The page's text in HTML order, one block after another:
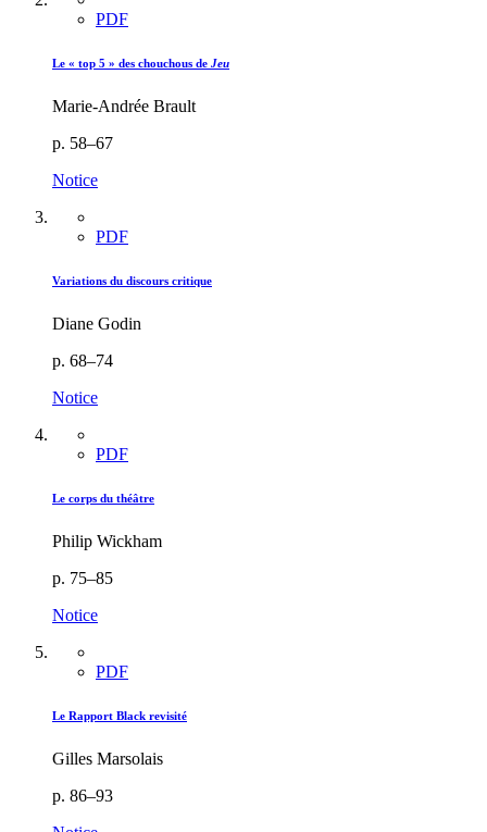
PDF
Le « top 5 » des chouchous de Jeu
Marie-Andrée Brault
p. 58–67
Notice
PDF
Variations du discours critique
Diane Godin
p. 68–74
Notice
PDF
Le corps du théâtre
Philip Wickham
p. 75–85
Notice
PDF
Le Rapport Black revisité
Gilles Marsolais
p. 86–93